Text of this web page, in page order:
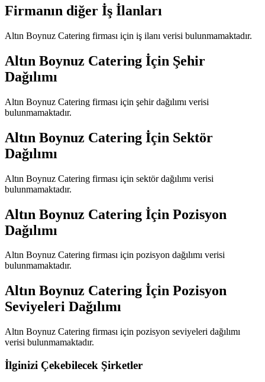
Firmanın diğer İş İlanları
Altın Boynuz Catering firması için iş ilanı verisi bulunmamaktadır.
Altın Boynuz Catering İçin Şehir
Dağılımı
Altın Boynuz Catering firması için şehir dağılımı verisi
bulunmamaktadır.
Altın Boynuz Catering İçin Sektör
Dağılımı
Altın Boynuz Catering firması için sektör dağılımı verisi
bulunmamaktadır.
Altın Boynuz Catering İçin Pozisyon
Dağılımı
Altın Boynuz Catering firması için pozisyon dağılımı verisi
bulunmamaktadır.
Altın Boynuz Catering İçin Pozisyon
Seviyeleri Dağılımı
Altın Boynuz Catering firması için pozisyon seviyeleri dağılımı
verisi bulunmamaktadır.
İlginizi Çekebilecek Şirketler